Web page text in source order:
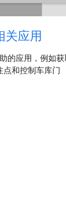
关应用
的应用，例如获
点和控制车库门